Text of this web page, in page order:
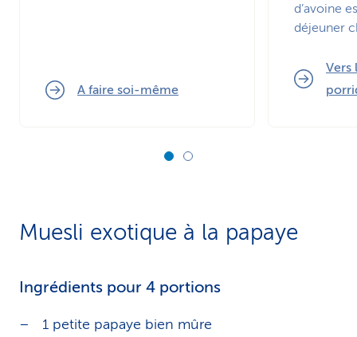
A faire soi-même
d’avoine
déjeuner
Vers
Muesli exotique à la papaye
Ingrédients pour 4 portions
1 petite papaye bien mûre